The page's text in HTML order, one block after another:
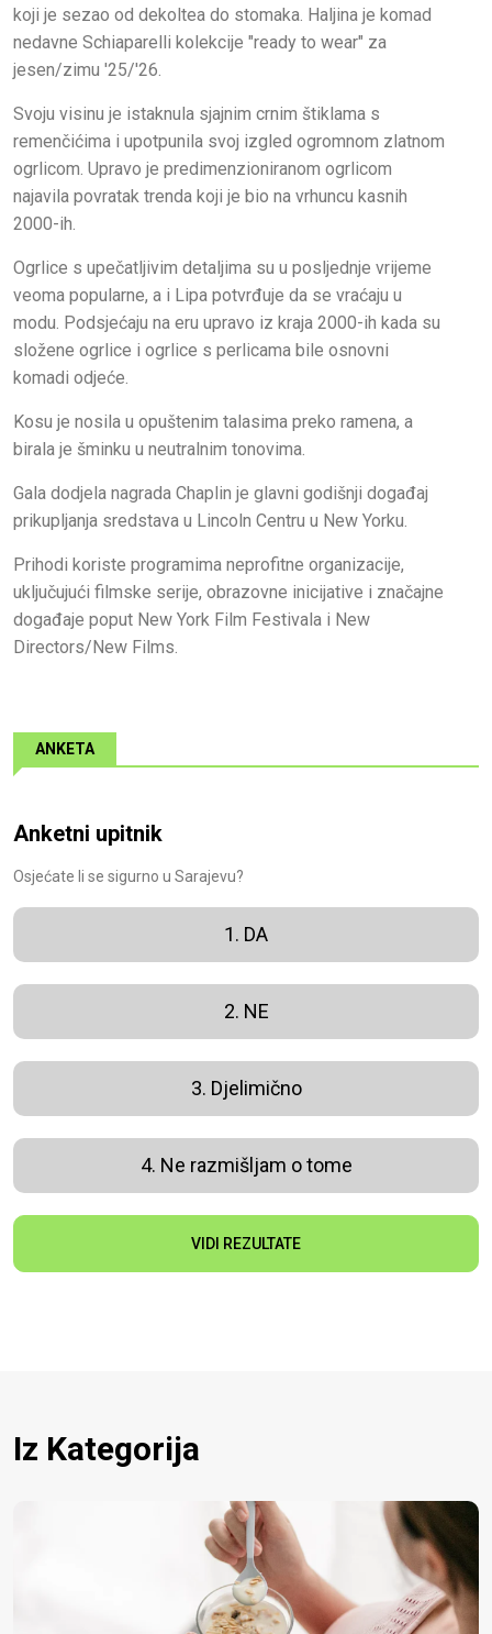
koji je sezao od dekoltea do stomaka. Haljina je komad
nedavne Schiaparelli kolekcije "ready to wear" za
jesen/zimu '25/'26.
Svoju visinu je istaknula sjajnim crnim štiklama s
remenčićima i upotpunila svoj izgled ogromnom zlatnom
ogrlicom. Upravo je predimenzioniranom ogrlicom
najavila povratak trenda koji je bio na vrhuncu kasnih
2000-ih.
Ogrlice s upečatljivim detaljima su u posljednje vrijeme
veoma popularne, a i Lipa potvrđuje da se vraćaju u
modu. Podsjećaju na eru upravo iz kraja 2000-ih kada su
složene ogrlice i ogrlice s perlicama bile osnovni
komadi odjeće.
Kosu je nosila u opuštenim talasima preko ramena, a
birala je šminku u neutralnim tonovima.
Gala dodjela nagrada Chaplin je glavni godišnji događaj
prikupljanja sredstava u Lincoln Centru u New Yorku.
Prihodi koriste programima neprofitne organizacije,
uključujući filmske serije, obrazovne inicijative i značajne
događaje poput New York Film Festivala i New
Directors/New Films.
ANKETA
Anketni upitnik
Osjećate li se sigurno u Sarajevu?
1. DA
2. NE
3. Djelimično
4. Ne razmišljam o tome
VIDI REZULTATE
Iz Kategorija